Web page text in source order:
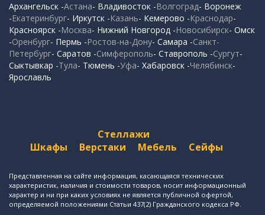
Архангельск -Астана- Владивосток -Волгоград- Воронеж
-Екатеринбург- Иркутск -Казань- Кемерово -Краснодар-
Красноярск -Москва- Нижний Новгород -Новосибирск- Омск
-Оренбург- Пермь -Ростов-на-Дону- Самара -Санкт-
Петербург- Саратов -Симферополь- Ставрополь -Сургут-
Сыктывкар -Тула- Тюмень -Уфа- Хабаровск -Челябинск-
Ярославль
Стеллажи
Шкафы
Верстаки Мебель Сейфы
Представленная на сайте информация, касающаяся технических
характеристик, наличия и стоимости товаров, носит информационный
характер и ни при каких условиях не является публичной офертой,
определяемой положениями Статьи 437(2) Гражданского кодекса РФ.